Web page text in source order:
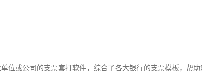
位或公司的支票套打软件，综合了各大银行的支票模板，帮